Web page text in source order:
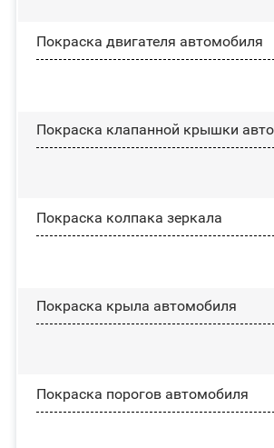
Покраска двигателя автомобиля
Покраска клапанной крышки
Покраска колпака зеркала
Покраска крыла автомобиля
Покраска порогов автомобиля